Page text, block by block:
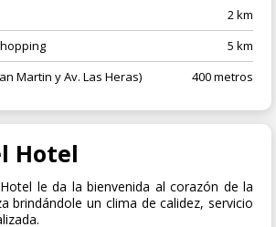
2 km
5 km
Martin y Av. Las Heras)
400 metros
Hotel
le da la bienvenida al corazón de la
brindándole un clima de calidez, servicio